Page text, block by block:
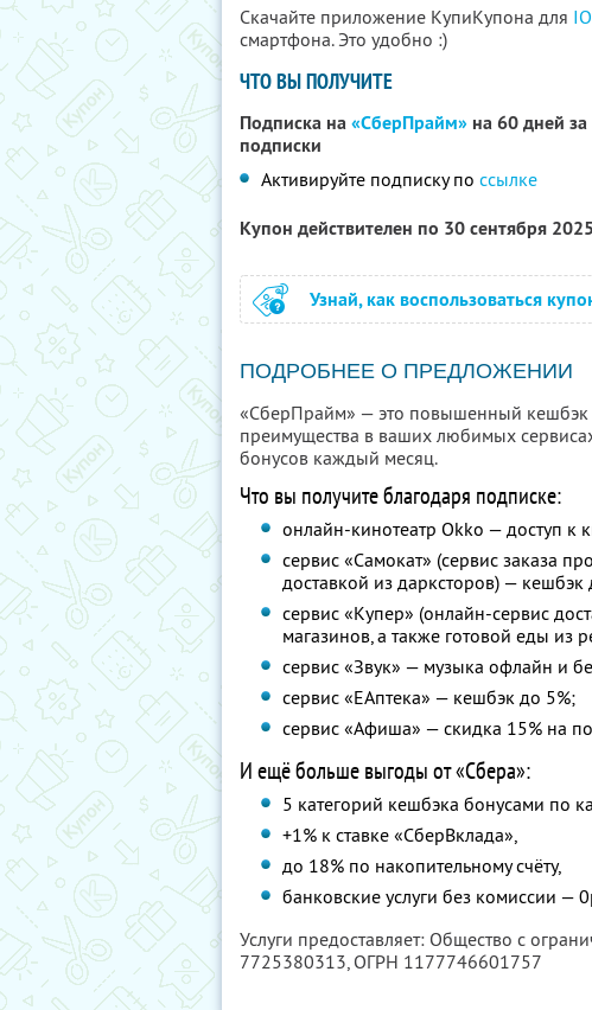
Скачайте приложение КупиКупона для
смартфона. Это удобно :)
ЧТО ВЫ ПОЛУЧИТЕ
Подписка на«СберПрайм» на 60 дней за
подписки
Активируйте подписку по ссылке
Купон действителен по 30 сентября
Узнай, как воспользоваться
ПОДРОБНЕЕ О ПРЕДЛОЖЕНИИ
«СберПрайм» — это повышенный кешбэк
преимущества в ваших любимых
бонусов каждый месяц.
Что вы получите благодаря подписке:
онлайн-кинотеатр Okko — доступ к
сервис «Самокат» (сервис заказа
доставкой из дарксторов) — кешбэк
сервис «Купер» (онлайн-сервис
магазинов, а также готовой еды из
сервис «Звук» — музыка офлайн и
сервис «ЕАптека» — кешбэк до 5%;
сервис «Афиша» — скидка 15% на
И ещё больше выгоды от «Сбера»:
5 категорий кешбэка бонусами по
+1% к ставке «СберВклада»,
до 18% по накопительному счёту,
банковские услуги без комиссии —
Услуги предоставляет: Общество с
7725380313, ОГРН 1177746601757